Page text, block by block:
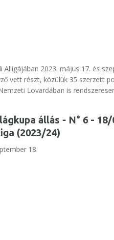
2023. május 17. és
vett részt, közülük 35 szerzett
Lovardában is
állás - N° 6 -
(2023/24)
18.